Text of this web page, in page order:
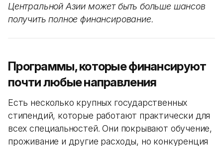
Центральной Азии может быть больше шансов
получить полное финансирование.
Программы, которые финансируют
почти любые направления
Есть несколько крупных государственных
стипендий, которые работают практически для
всех специальностей. Они покрывают обучение,
проживание и другие расходы, но конкуренция